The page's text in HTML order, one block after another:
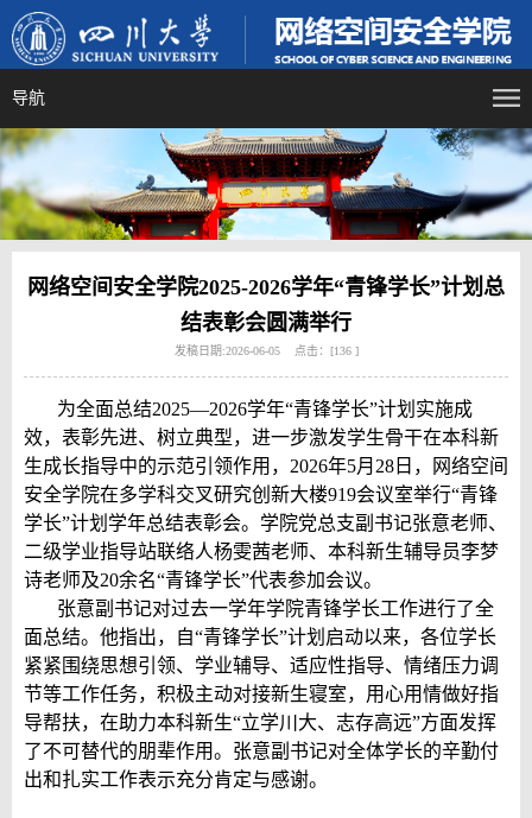
导航
网络空间安全学院2025-2026学年“青锋学长”计划总
结表彰会圆满举行
发稿日期:2026-06-05 点击：[136 ]
为全面总结2025—2026学年“青锋学长”计划实施成
效，表彰先进、树立典型，进一步激发学生骨干在本科新
生成长指导中的示范引领作用， 2026年5月 28 日，网络空间
安全学院在多学科交叉研究创新大楼919会议室举行“青锋
学长”计划学年总结表彰会。学院党总支副书记张意老师、
二级学业指导站联络人杨雯茜老师、本科新生辅导员李梦
诗老师及20余名“青锋学长”代表参加会议。
张意副书记对过去一学年学院青锋学长工作进行了全
面总结。他指出，自“青锋学长”计划启动以来，各位学长
紧紧围绕思想引领、学业辅导、适应性指导、情绪压力调
节等工作任务，积极主动对接新生寝室，用心用情做好指
导帮扶，在助力本科新生“立学川大、志存高远”方面发挥
了不可替代的朋辈作用。张意副书记对全体学长的辛勤付
出和扎实工作表示充分肯定与感谢。